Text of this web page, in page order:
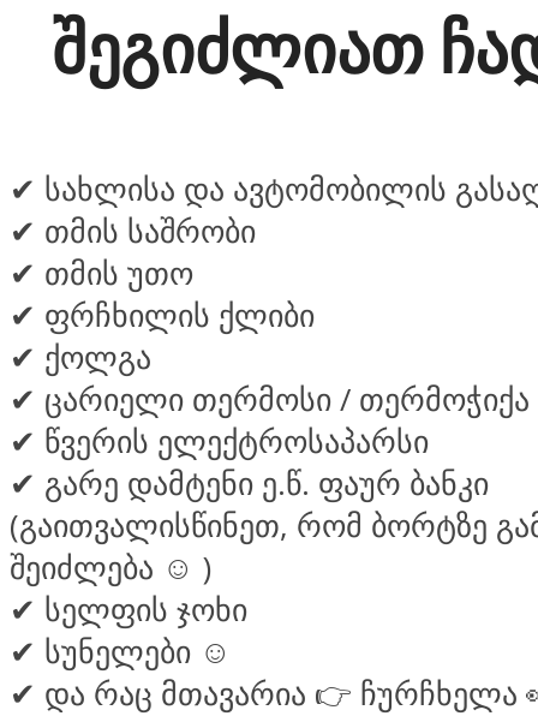
შეგიძლიათ
✔ სახლისა და ავტომობილის
✔ თმის საშრობი
✔ თმის უთო
✔ ფრჩხილის ქლიბი
✔ ქოლგა
✔ ცარიელი თერმოსი / თერმოჭიქა
✔ წვერის ელექტროსაპარსი
✔ გარე დამტენი ე.წ. ფაურ ბანკი
(გაითვალისწინეთ, რომ ბორტზე
შეიძლება ☺ )
✔ სელფის ჯოხი
✔ სუნელები ☺
✔ და რაც მთავარია 👉 ჩურჩხელა